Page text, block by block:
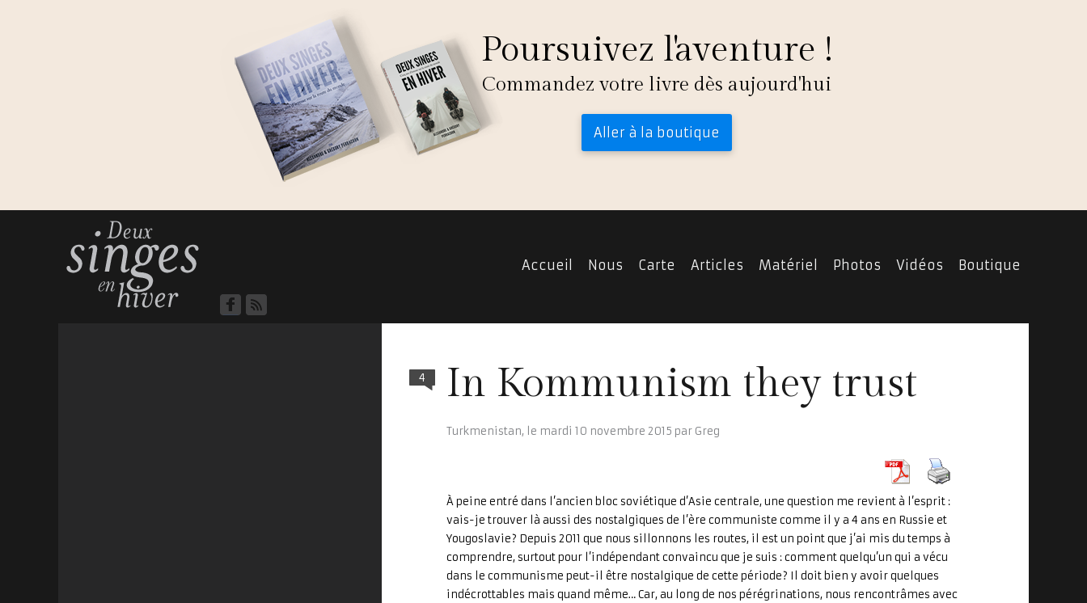
Poursuivez l'aventure !
Commandez votre livre dès aujourd'hui
Aller à la boutique
Accueil Nous Carte Articles Matériel Photos Vidéos Boutique
Turkmenistan
4 In Kommunism they trust
Turkmenistan, le mardi 10 novembre 2015 par Greg
À peine entré dans l’ancien bloc soviétique d’Asie centrale, une question me revient à l’esprit :
vais-je trouver là aussi des nostalgiques de l’ère communiste comme il y a 4 ans en Russie et
Yougoslavie? Depuis 2011 que nous sillonnons les routes, il est un point que j’ai mis du temps à
comprendre, surtout pour l’indépendant convaincu que je suis : comment quelqu’un qui a vécu
dans le communisme peut-il être nostalgique de cette période? Il doit bien y avoir quelques
indécrottables mais quand même… Car, au long de nos pérégrinations, nous rencontrâmes avec